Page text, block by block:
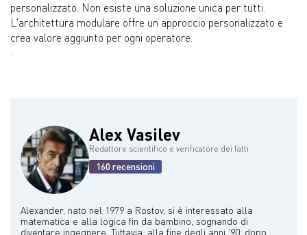
personalizzato. Non esiste una soluzione unica per tutti.
L'architettura modulare offre un approccio personalizzato e
crea valore aggiunto per ogni operatore.
Alex Vasilev
Redattore scientifico e verificatore dei fatti
160 recensioni
Alexander, nato nel 1979 a Rostov, si è interessato alla
matematica e alla logica fin da bambino, sognando di
diventare ingegnere. Tuttavia, alla fine degli anni '90, dopo